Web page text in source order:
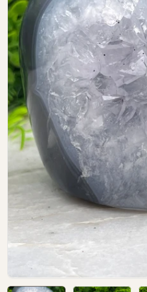
Open media 0 in modal